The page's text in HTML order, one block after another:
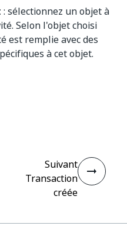
: sélectionnez un objet à
Selon l'objet choisi
est remplie avec des
à cet objet.
Suivant
Transaction
créée